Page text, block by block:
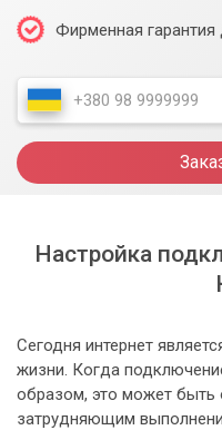
Фирменная гарантия
Настройка
Сегодня интернет
жизни. Когда
образом, это может
затрудняющим